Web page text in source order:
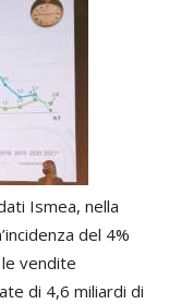
Ismea, nella
del 4%
vendite
di 4,6 miliardi di